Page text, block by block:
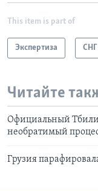
This item is part of
Экспертиза
Читайте
Официальный
необратимый
Грузия